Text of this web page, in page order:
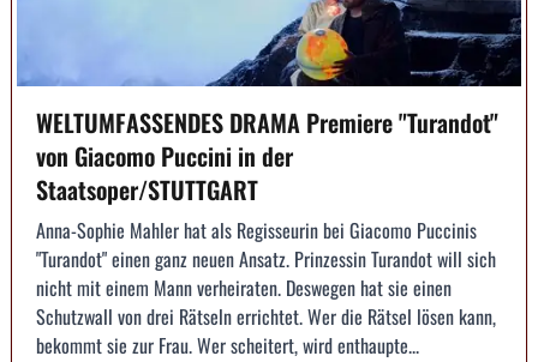
WELTUMFASSENDES DRAMA Premiere "Turandot"
von Giacomo Puccini in der
Staatsoper/STUTTGART
Anna-Sophie Mahler hat als Regisseurin bei Giacomo Puccinis
"Turandot" einen ganz neuen Ansatz. Prinzessin Turandot will sich
nicht mit einem Mann verheiraten. Deswegen hat sie einen
Schutzwall von drei Rätseln errichtet. Wer die Rätsel lösen kann,
bekommt sie zur Frau. Wer scheitert, wird enthaupte...